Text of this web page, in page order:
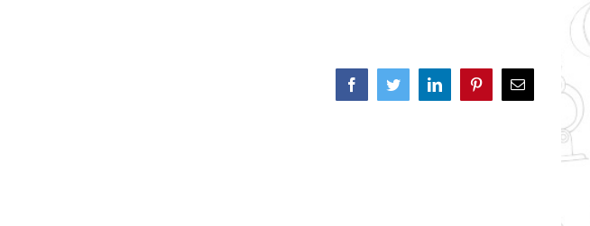
FacebookTwitterLinkedIn PinterestCorreo
electrónico